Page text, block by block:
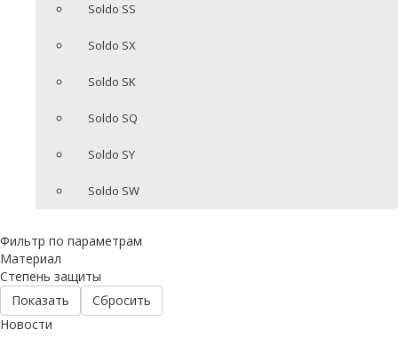
Soldo SS
Soldo SX
Soldo SK
Soldo SQ
Soldo SY
Soldo SW
Фильтр по параметрам
Материал
Степень защиты
Сбросить
Новости